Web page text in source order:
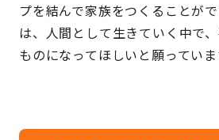
プを結んで家族をつくることが
は、人間として生きていく中で
ものになってほしいと願っていま